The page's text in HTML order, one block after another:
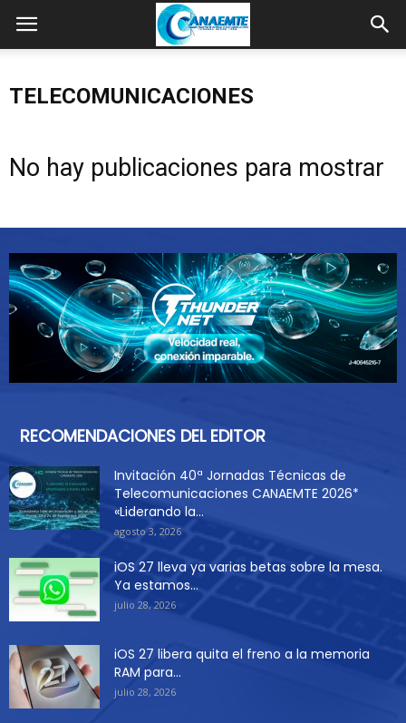
TELECOMUNICACIONES
No hay publicaciones para mostrar
RECOMENDACIONES DEL EDITOR
Invitación 40ª Jornadas Técnicas de
Telecomunicaciones CANAEMTE 2026*
«Liderando la...
agosto 3, 2026
iOS 27 lleva ya varias betas sobre la mesa.
Ya estamos...
julio 28, 2026
iOS 27 libera quita el freno a la memoria
RAM para...
julio 28, 2026